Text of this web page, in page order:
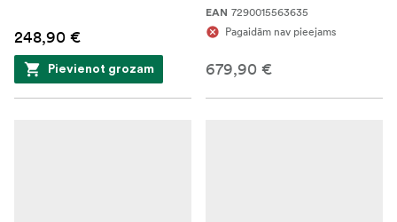
248,90 €
Pievienot grozam
EAN 7290015563635
Pagaidām nav pieejams
679,90 €